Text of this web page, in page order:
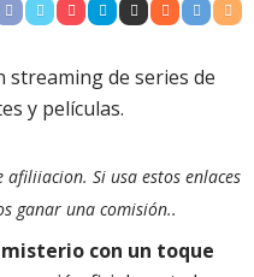
Si usa estos enlaces
ganar una comisión..
con un toque